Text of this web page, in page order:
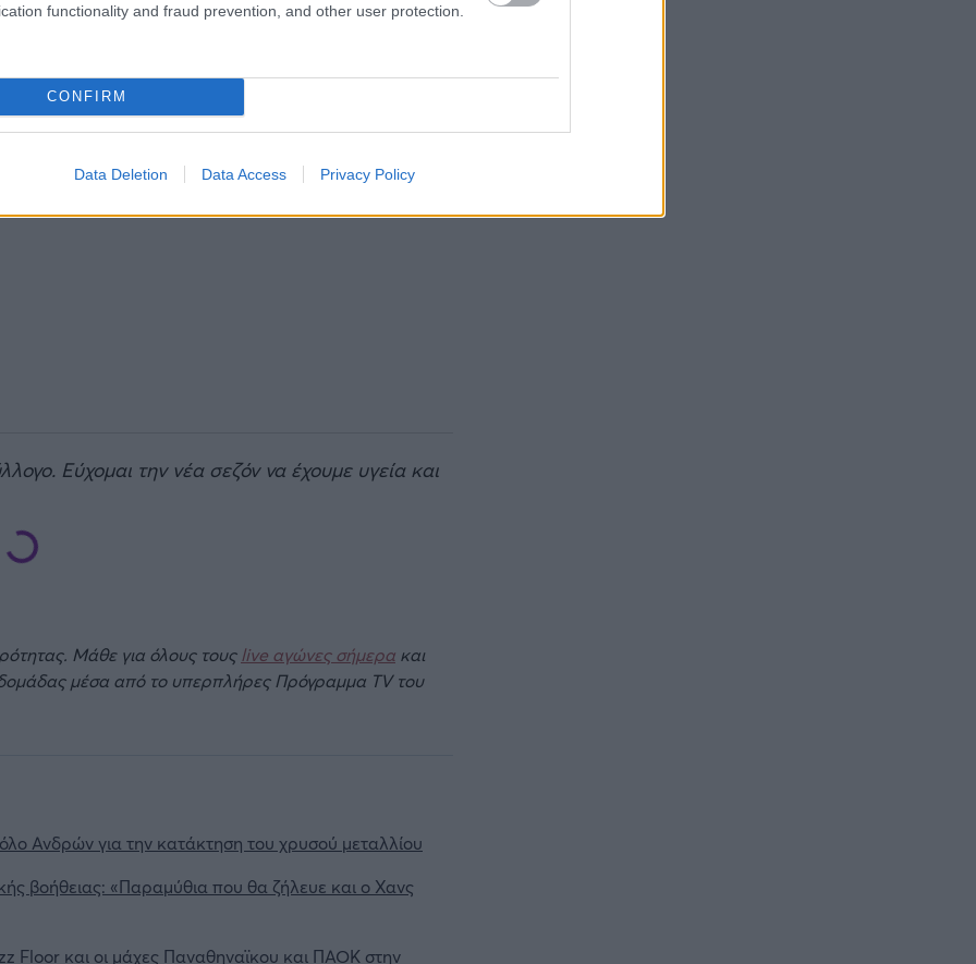
functionality and fraud prevention, and other user protection.
CONFIRM
Data Deletion Data Access Privacy Policy
Εύχομαι την νέα σεζόν να έχουμε υγεία και
Μάθε για όλους τους live αγώνες σήμερα και
μέσα από το υπερπλήρες Πρόγραμμα TV του
Ανδρών για την κατάκτηση του χρυσού μεταλλίου
βοήθειας: «Παραμύθια που θα ζήλευε και ο Χανς
Floor και οι μάχες Παναθηναϊκου και ΠΑΟΚ στην